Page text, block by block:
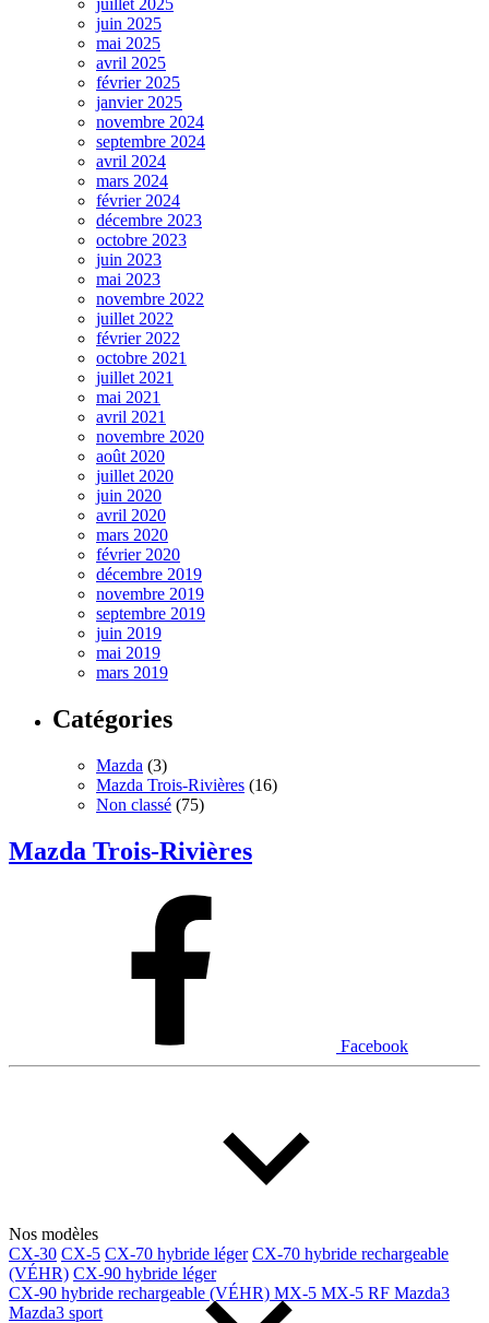
juillet 2025
juin 2025
mai 2025
avril 2025
février 2025
janvier 2025
novembre 2024
septembre 2024
avril 2024
mars 2024
février 2024
décembre 2023
octobre 2023
juin 2023
mai 2023
novembre 2022
juillet 2022
février 2022
octobre 2021
juillet 2021
mai 2021
avril 2021
novembre 2020
août 2020
juillet 2020
juin 2020
avril 2020
mars 2020
février 2020
décembre 2019
novembre 2019
septembre 2019
juin 2019
mai 2019
mars 2019
Catégories
Mazda (3)
Mazda Trois-Rivières (16)
Non classé (75)
Mazda Trois-Rivières
Facebook
Nos modèles
CX-30 CX-5 CX-70 hybride léger CX-70 hybride rechargeable
(VÉHR) CX-90 hybride léger
CX-90 hybride rechargeable (VÉHR) MX-5 MX-5 RF Mazda3
Mazda3 sport